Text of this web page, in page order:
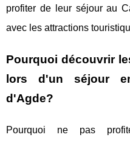
profiter de leur séjour au
avec les attractions
Pourquoi découvrir
lors d'un séjour
d'Agde?
Pourquoi ne pas